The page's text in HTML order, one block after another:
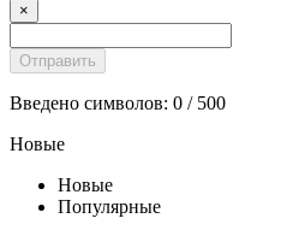
×
Введено символов: 0 / 500
Новые
Новые
Популярные